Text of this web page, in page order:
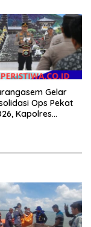
Gelar
Ops Pekat
Kapolres